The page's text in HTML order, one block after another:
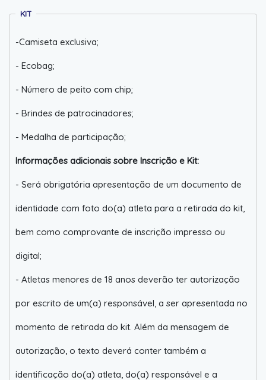
KIT
-Camiseta exclusiva;
- Ecobag;
- Número de peito com chip;
- Brindes de patrocinadores;
- Medalha de participação;
Informações adicionais sobre Inscrição e Kit:
- Será obrigatória apresentação de um documento de
identidade com foto do(a) atleta para a retirada do kit,
bem como comprovante de inscrição impresso ou
digital;
- Atletas menores de 18 anos deverão ter autorização
por escrito de um(a) responsável, a ser apresentada no
momento de retirada do kit. Além da mensagem de
autorização, o texto deverá conter também a
identificação do(a) atleta, do(a) responsável e a